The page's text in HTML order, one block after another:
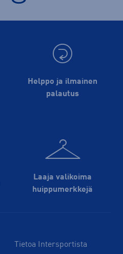
Helppo ja ilmainen
palautus
Laaja valikoima
huippu­merkkejä
Tietoa Intersportista